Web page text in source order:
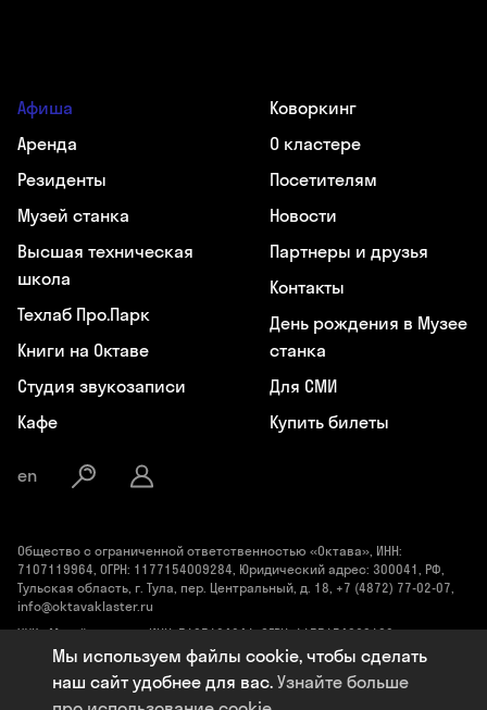
Афиша
Аренда
Резиденты
Музей станка
Высшая техническая
школа
Техлаб Про.Парк
Книги на Октаве
Студия звукозаписи
Кафе
Коворкинг
О кластере
Посетителям
Новости
Партнеры и друзья
Контакты
День рождения в Музее
станка
Для СМИ
Купить билеты
en
Общество с ограниченной ответственностью «Октава», ИНН:
7107119964, ОГРН: 1177154009284, Юридический адрес: 300041, РФ,
Тульская область, г. Тула, пер. Центральный, д. 18, +7 (4872) 77-02-07,
info@oktavaklaster.ru
ЧУК «Музей станка», ИНН: 7107124241, ОГРН: 1177154030162,
Юридический адрес: 300041, Тульская область, г. Тула, пер.
Центральный, д. 18, +7 (991) 414-00-98, info@oktavaklaster.ru
Политика обработки персональных данных
Мы используем файлы cookie, чтобы сделать
наш сайт удобнее для вас. Узнайте больше